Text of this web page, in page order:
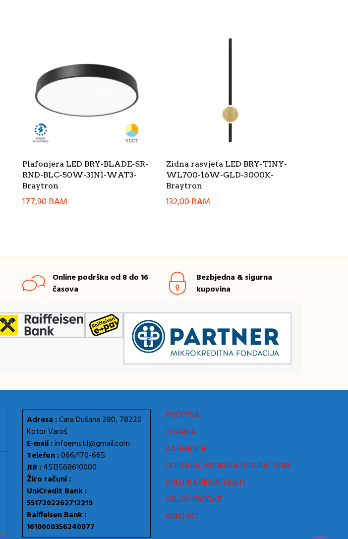
Plafonjera LED BRY-BLADE-SR-
RND-BLC-50W-3IN1-WAT3-
Braytron
177,90BAM
Zidna rasvjeta LED BRY-TINY-
WL700-16W-GLD-3000K-
Braytron
132,00BAM
Online podrška od 8 do 16
časova
Bezbjedna & sigurna
kupovina
Adresa :Cara Dušana 280, 78220
Kotor Varoš
E-mail :infoemstil@gmail.com
Telefon :066/170-665
JIB :4513568610000
Žiro računi :
UniCredit Bank :
5517202262712219
Raiffeisen Bank :
1610000356240077
POČETNA
O NAMA
KATEGORIJE
DOSTAVA, ISPORUKA I POVRAT ROBE
POLITIKA PRIVATNOSTI
USLOVI PRODAJE
KONTAKT